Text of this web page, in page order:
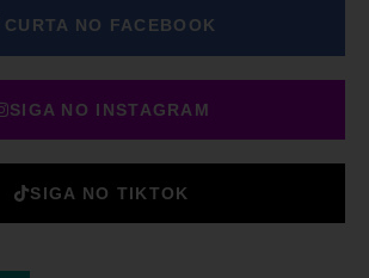
CURTA NO FACEBOOK
SIGA NO INSTAGRAM
SIGA NO TIKTOK